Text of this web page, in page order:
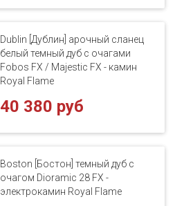
Dublin [Дублин] арочный сланец
белый темный дуб с очагами
Fobos FX / Majestic FX - камин
Royal Flame
40 380 руб
Boston [Бостон] темный дуб с
очагом Dioramic 28 FX -
электрокамин Royal Flame